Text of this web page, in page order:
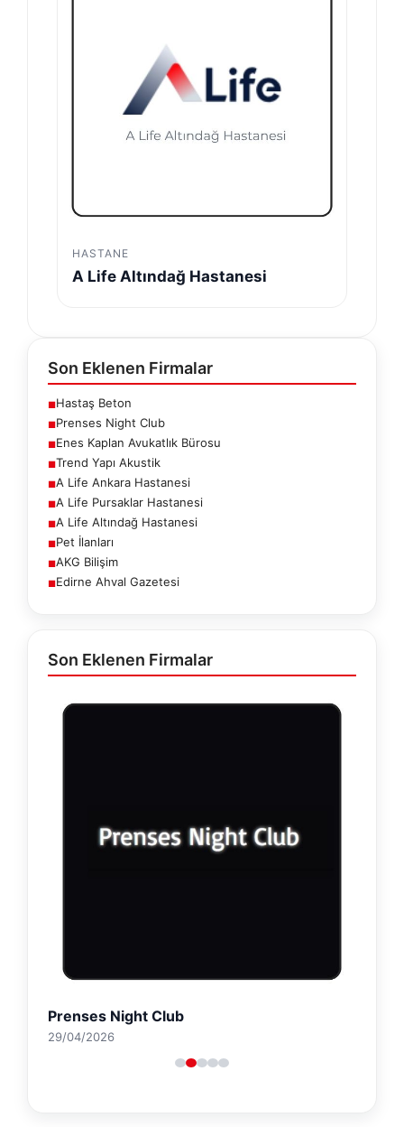
HASTANE
A Life Altındağ Hastanesi
Son Eklenen Firmalar
■Hastaş Beton
■Prenses Night Club
■Enes Kaplan Avukatlık Bürosu
■Trend Yapı Akustik
■A Life Ankara Hastanesi
■A Life Pursaklar Hastanesi
■A Life Altındağ Hastanesi
■Pet İlanları
■AKG Bilişim
■Edirne Ahval Gazetesi
Son Eklenen Firmalar
Prenses Night Club
29/04/2026